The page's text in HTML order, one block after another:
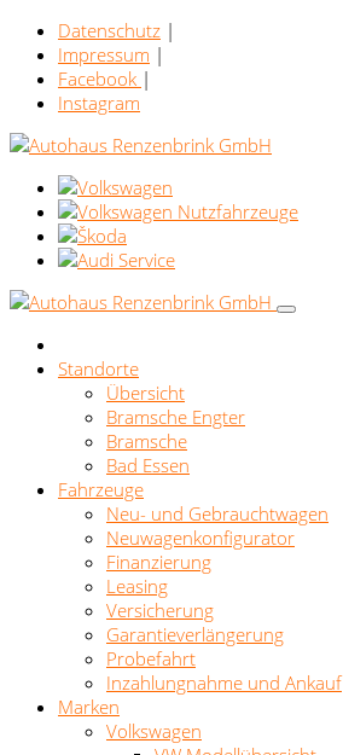
Datenschutz |
Impressum |
Facebook |
Instagram
Standorte
Übersicht
Bramsche Engter
Bramsche
Bad Essen
Fahrzeuge
Neu- und Gebrauchtwagen
Neuwagenkonfigurator
Finanzierung
Leasing
Versicherung
Garantieverlängerung
Probefahrt
Inzahlungnahme und Ankauf
Marken
Volkswagen